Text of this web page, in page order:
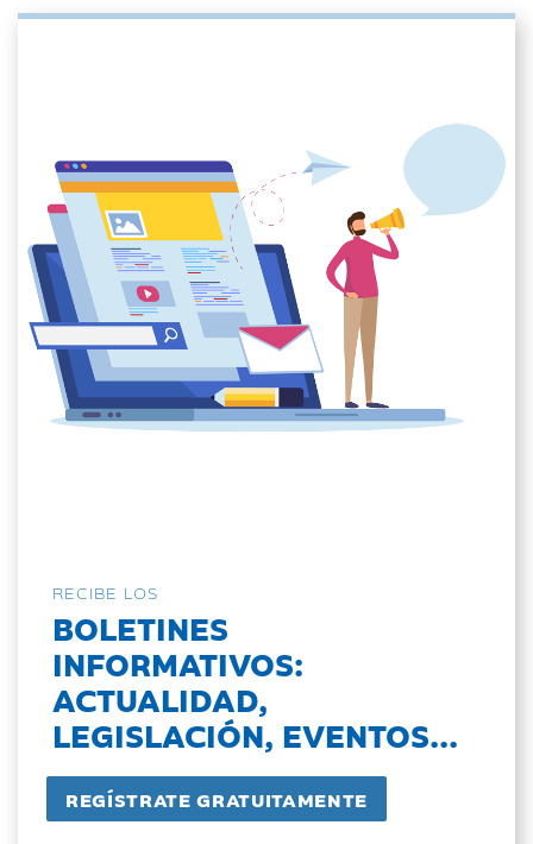
RECIBE LOS
BOLETINES
INFORMATIVOS:
ACTUALIDAD,
LEGISLACIÓN, EVENTOS...